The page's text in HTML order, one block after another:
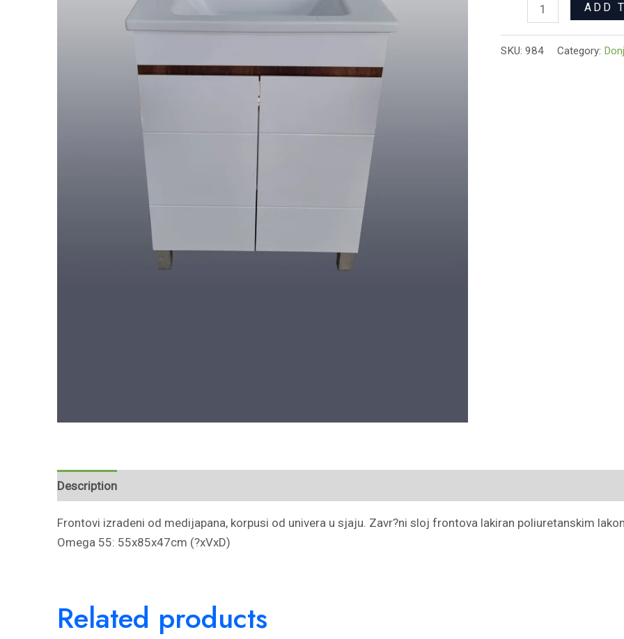
ADD
SKU:984 Category:
Description
Frontovi izradeni od medijapana, korpusi od univera u sjaju. Zavr?ni sloj frontova lakiran poliuretanskim
Omega 55: 55x85x47cm (?xVxD)
Related products